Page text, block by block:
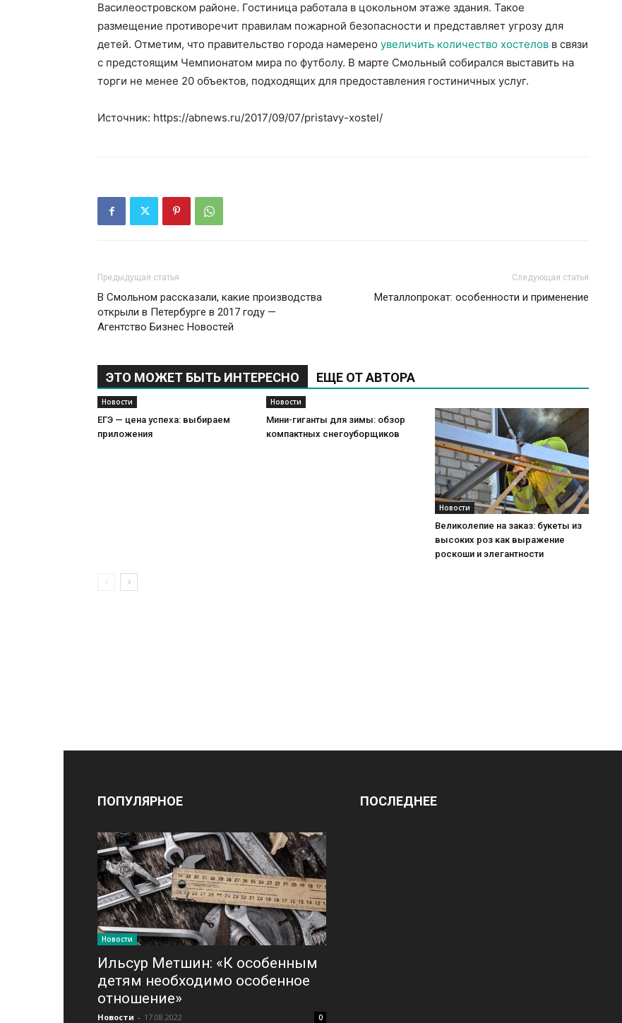
Василеостровском районе. Гостиница работала в цокольном этаже здания. Такое
размещение противоречит правилам пожарной безопасности и представляет угрозу для
детей. Отметим, что правительство города намерено увеличить количество хостелов в связи
с предстоящим Чемпионатом мира по футболу. В марте Смольный собирался выставить на
торги не менее 20 объектов, подходящих для предоставления гостиничных услуг.
Источник: https://abnews.ru/2017/09/07/pristavy-xostel/
Предыдущая статья
В Смольном рассказали, какие производства
открыли в Петербурге в 2017 году —
Агентство Бизнес Новостей
Следующая статья
Металлопрокат: особенности и применение
ЭТО МОЖЕТ БЫТЬ ИНТЕРЕСНО ЕЩЕ ОТ АВТОРА
Новости
ЕГЭ — цена успеха: выбираем
приложения
Новости
Мини-гиганты для зимы: обзор
компактных снегоуборщиков
Новости
Великолепие на заказ: букеты из
высоких роз как выражение
роскоши и элегантности
ПОПУЛЯРНОЕ
Новости
Ильсур Метшин: «К особенным
детям необходимо особенное
отношение»
Новости - 17.08.2022 0
ПОСЛЕДНЕЕ